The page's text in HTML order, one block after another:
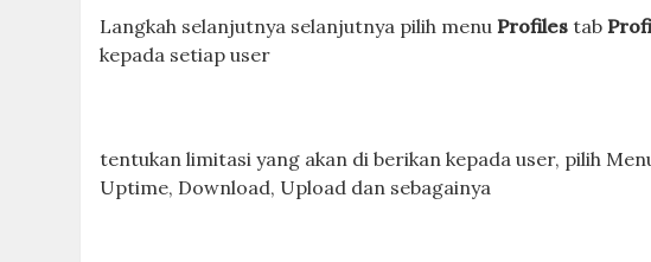
Langkah selanjutnya selanjutnya pilih menuProfilestab
kepada setiap user
tentukan limitasi yang akan di berikan kepada user, pilih
Uptime, Download, Upload dan sebagainya